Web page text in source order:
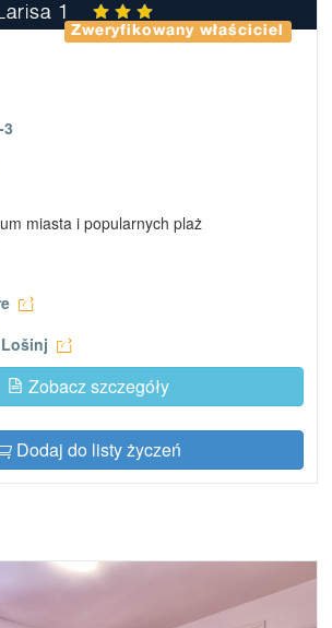
1
Zweryfikowany właściciel
3
miasta i popularnych plaż
Zobacz szczegóły
Dodaj do listy życzeń